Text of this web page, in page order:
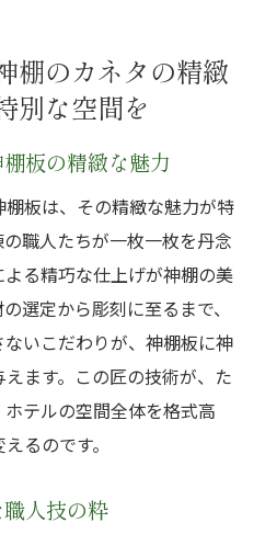
棚のカネタの精緻
別な空間を
板の精緻な魅力
棚板は、その精緻な魅力が特
職人たちが一枚一枚を丹念
る精巧な仕上げが神棚の美
選定から彫刻に至るまで、
いこだわりが、神棚板に神
ます。この匠の技術が、た
テルの空間全体を格式高
るのです。
人技の粋